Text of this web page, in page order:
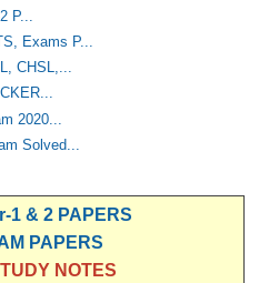
P...
Exams P...
CHSL,...
2020...
Solved...
1 & 2 PAPERS
PAPERS
NOTES